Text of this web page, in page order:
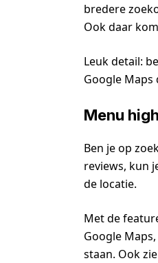
bredere
Ook daar
Leuk detail:
Google Maps
Menu
Ben je op
reviews, kun
de locatie.
Met de
Google
staan. Ook